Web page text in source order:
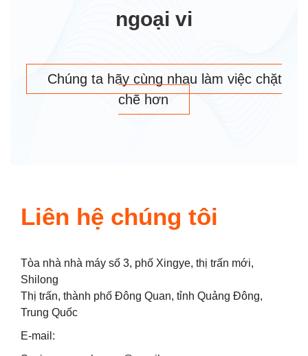
ngoại vi
Chúng ta hãy cùng nhau làm việc chặt
chẽ hơn
Liên hệ chúng tôi
Tòa nhà nhà máy số 3, phố Xingye, thị trấn mới,
Shilong
Thị trấn, thành phố Đông Quan, tỉnh Quảng Đông,
Trung Quốc
E-mail: